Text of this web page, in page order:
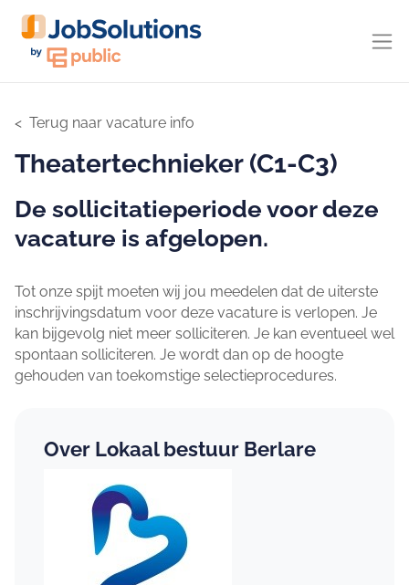
Terug naar vacature info
Theatertechnieker (C1-C3)
De sollicitatieperiode voor deze
vacature is afgelopen.
Tot onze spijt moeten wij jou meedelen dat de uiterste
inschrijvingsdatum voor deze vacature is verlopen. Je
kan bijgevolg niet meer solliciteren. Je kan eventueel wel
spontaan solliciteren. Je wordt dan op de hoogte
gehouden van toekomstige selectieprocedures.
Over Lokaal bestuur Berlare